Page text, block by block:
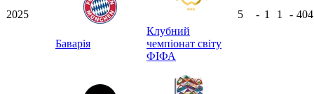
2025
Баварія
Клубний
чемпіонат світу
ФІФА
5 - 1 1 -